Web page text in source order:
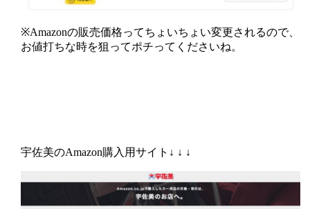
※Amazonの販売価格ってちょいちょい変更されるので、
お値打ちな時を狙ってポチってくださいね。
宇佐美のAmazon購入用サイト↓ ↓ ↓